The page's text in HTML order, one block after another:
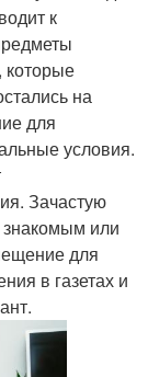
к
которые
на
для
условия.
Зачастую
или
для
в газетах и